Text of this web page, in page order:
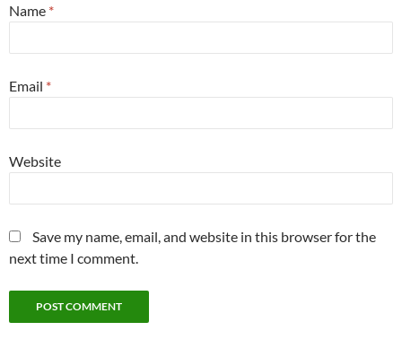
Name *
Email *
Website
Save my name, email, and website in this browser for the
next time I comment.